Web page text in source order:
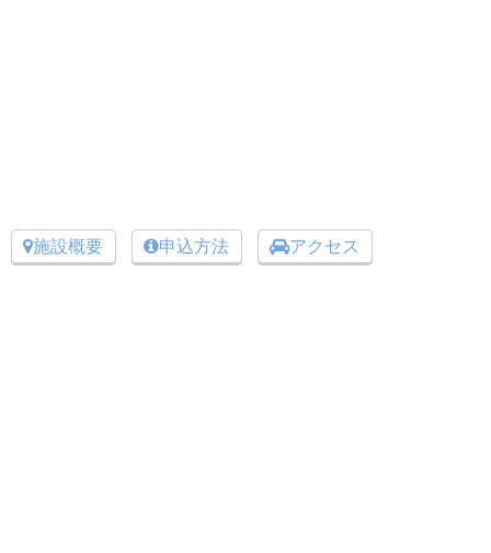
施設概要 申込方法 アクセス